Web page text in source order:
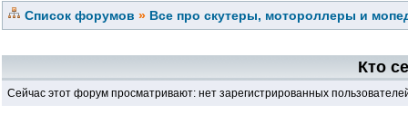
Список форумов » Все про скутеры, мотороллеры и
Кто
Сейчас этот форум просматривают: нет зарегистрированных